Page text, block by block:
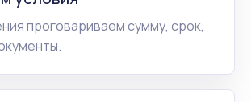
проговариваем сумму, срок,